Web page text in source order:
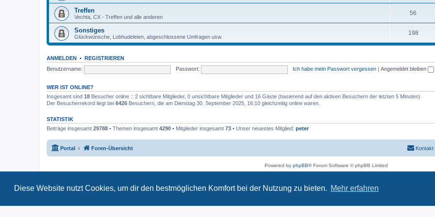
Diese Website nutzt Cookies, um dir den bestmöglichen Komfort bei der Nutzung zu bieten. Mehr erfahren
Treffen
Vechta, CX - Treffen und alle anderen
56
Sonstiges
Glückwünsche, Lobhudeleien, abgeschlossene Umfragen usw.
198
ANMELDEN • REGISTRIEREN
Benutzername:
Passwort: Ich habe mein Passwort vergessen Angemeldet bleiben
WER IST ONLINE?
Insgesamt sind 18 Besucher online :: 2 sichtbare Mitglieder, 0 unsichtbare Mitglieder und 16 Gäste (basierend auf den aktiven Besuchern der letzten 5 Minuten)
Der Besucherrekord liegt bei 6426 Besuchern, die am Dienstag 30. September 2025, 16:10 gleichzeitig online waren.
STATISTIK
Beiträge insgesamt 29788 • Themen insgesamt 4290 • Mitglieder insgesamt 73 • Unser neuestes Mitglied: peter
Portal Foren-Übersicht Kontakt
Powered by phpBB® Forum Software © phpBB Limited